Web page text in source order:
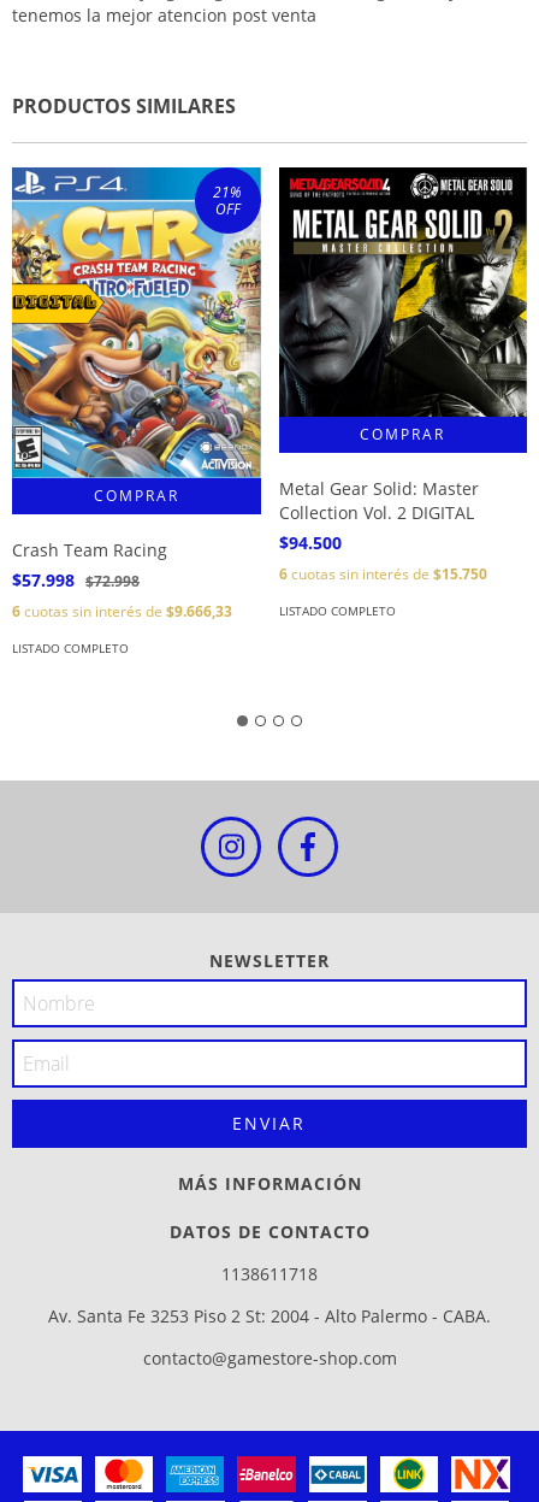
tenemos la mejor atencion post venta
PRODUCTOS SIMILARES
21%
OFF
Crash Team Racing
$57.998 $72.998
6cuotas sin interés de $9.666,33
LISTADO COMPLETO
Metal Gear Solid: Master
Collection Vol. 2 DIGITAL
$94.500
6cuotas sin interés de $15.750
LISTADO COMPLETO
NEWSLETTER
MÁS INFORMACIÓN
DATOS DE CONTACTO
1138611718
Av. Santa Fe 3253 Piso 2 St: 2004 - Alto Palermo - CABA.
contacto@gamestore-shop.com